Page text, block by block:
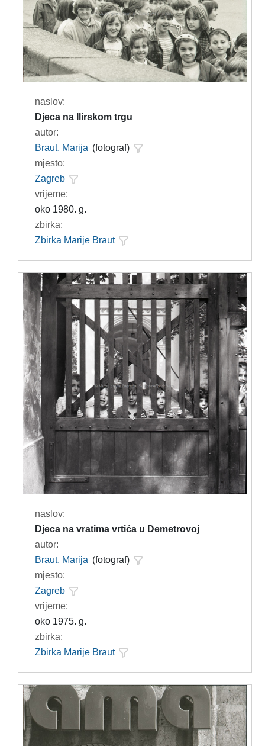
naslov:
Djeca na Ilirskom trgu
autor:
Braut, Marija (fotograf)
mjesto:
Zagreb
vrijeme:
oko 1980. g.
zbirka:
Zbirka Marije Braut
naslov:
Djeca na vratima vrtića u Demetrovoj
autor:
Braut, Marija (fotograf)
mjesto:
Zagreb
vrijeme:
oko 1975. g.
zbirka:
Zbirka Marije Braut